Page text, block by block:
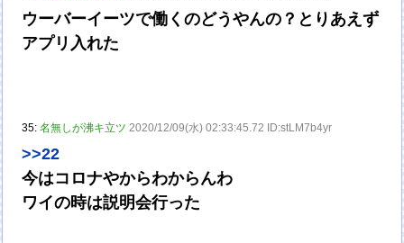
ウーバーイーツで働くのどうやんの？とりあえず
アプリ入れた
35:名無しが沸キ立ツ 2020/12/09(水) 02:33:45.72 ID:stLM7b4yr
>>22
今はコロナやからわからんわ
ワイの時は説明会行った